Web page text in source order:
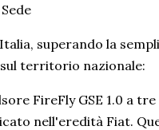
superando la
territorio nazionale:
FireFly GSE 1.0 a
nell'eredità Fiat.